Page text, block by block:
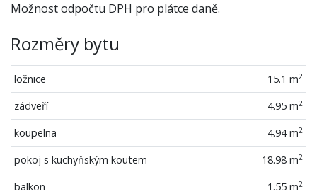
Možnost odpočtu DPH pro plátce daně.
Rozměry bytu
ložnice 15.1 m2
zádveří 4.95 m2
koupelna 4.94 m2
pokoj s kuchyňským koutem 18.98 m2
balkon 1.55 m2